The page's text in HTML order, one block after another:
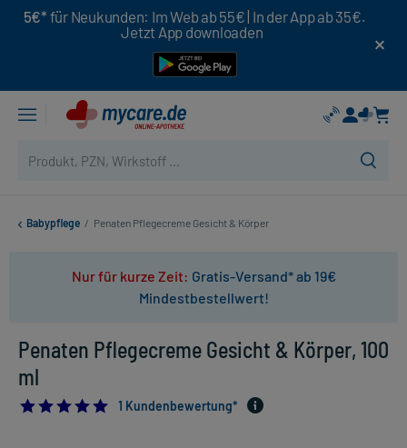
5€* für Neukunden: Im Web ab 55€ | In der App ab 35€.
Jetzt App downloaden
Babypflege / Penaten Pflegecreme Gesicht & Körper
Nur für kurze Zeit: Gratis-Versand* ab 19€
Mindestbestellwert!
Penaten Pflegecreme Gesicht & Körper, 100
ml
5.01 Kundenbewertung*